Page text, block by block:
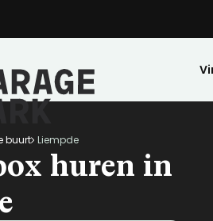
Park bezichtigen
buurt Liempde
huren in